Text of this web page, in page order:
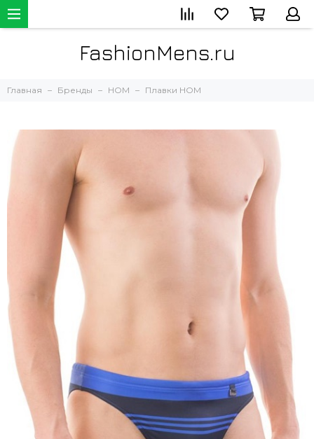
FashionMens.ru
Главная Бренды HOM Плавки HOM